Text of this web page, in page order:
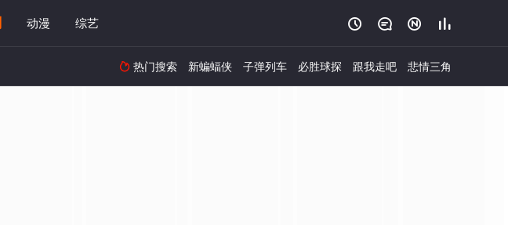
动漫 综艺    
 热门搜索 新蝙蝠侠 子弹列车 必胜球探 跟我走吧 悲情三角